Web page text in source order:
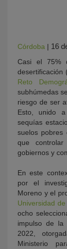
Córdoba | 16
Casi el 75%
desertificación (
Reto
subhúmedas
riesgo de ser
Esto, unido
sequías
suelos pobres
que
gobiernos y
En este
por el
Moreno y el
Universidad
ocho
impulso de la
2022,
Ministerio